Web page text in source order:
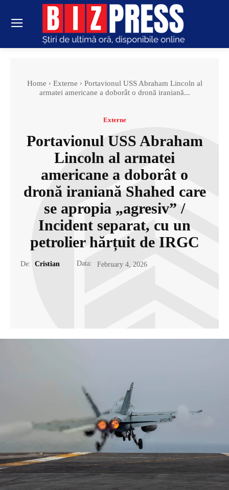
Home Externe
Portavionul USS Abraham Lincoln al
armatei americane a doborât o dronă iraniană...
Externe
Portavionul USS Abraham
Lincoln al armatei
americane a doborât o
dronă iraniană Shahed care
se apropia „agresiv” /
Incident separat, cu un
petrolier hărțuit de IRGC
De: Cristian Data: February 4, 2026